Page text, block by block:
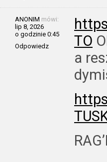
ANONIM mówi:
lip 8, 2026
o godzinie 0:45
Odpowiedz
TO
a